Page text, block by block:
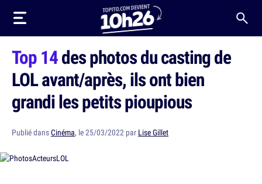
Top 14des photos du casting de
LOL avant/après, ils ont bien
grandi les petits pioupious
Publié dansCinéma, le 25/03/2022 par Lise Gillet